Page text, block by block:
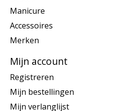
Manicure
Accessoires
Merken
Mijn account
Registreren
Mijn bestellingen
Mijn verlanglijst